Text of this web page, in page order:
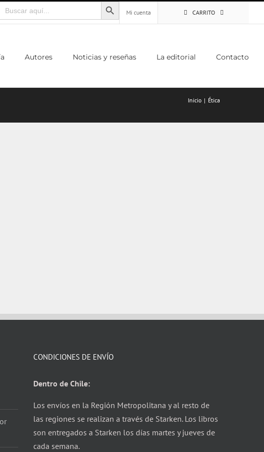
Mi cuenta
CARRITO
Autores Noticias y reseñas La editorial Contacto
Inicio Ética
CONDICIONES DE ENVÍO
Dentro de Chile:
Los envíos en la Región Metropolitana y al resto de
las regiones se realizan a través de Starken. Los libros
son entregados a Starken los días martes y jueves de
cada semana.